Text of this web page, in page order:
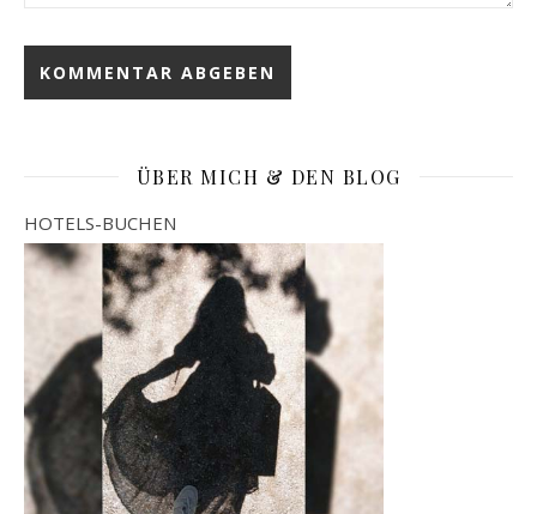
ÜBER MICH & DEN BLOG
HOTELS-BUCHEN